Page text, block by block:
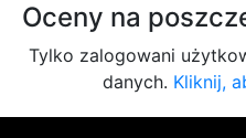
Oceny na
Tylko zalogowani
danych. Kliknij,